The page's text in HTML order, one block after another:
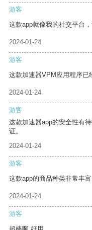
游客
这款app就像我的社交平台
2024-01-24
游客
这款加速器VPM应用程序已
2024-01-24
游客
这款加速器app的安全性有
证。
2024-01-24
游客
这款app的商品种类非常丰
2024-01-24
游客